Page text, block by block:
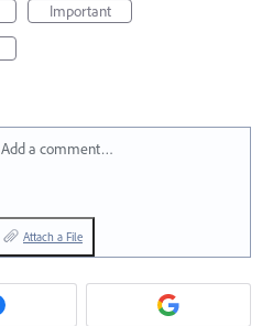
Important
Add a comment…
Attach a File